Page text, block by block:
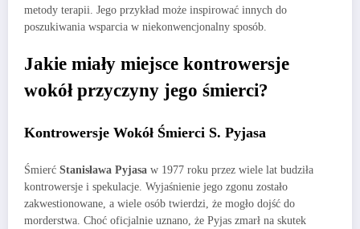
metody terapii. Jego przykład może inspirować innych do
poszukiwania wsparcia w niekonwencjonalny sposób.
Jakie miały miejsce kontrowersje
wokół przyczyny jego śmierci?
Kontrowersje Wokół Śmierci S. Pyjasa
Śmierć Stanisława Pyjasa w 1977 roku przez wiele lat budziła
kontrowersje i spekulacje. Wyjaśnienie jego zgonu zostało
zakwestionowane, a wiele osób twierdzi, że mogło dojść do
morderstwa. Choć oficjalnie uznano, że Pyjas zmarł na skutek